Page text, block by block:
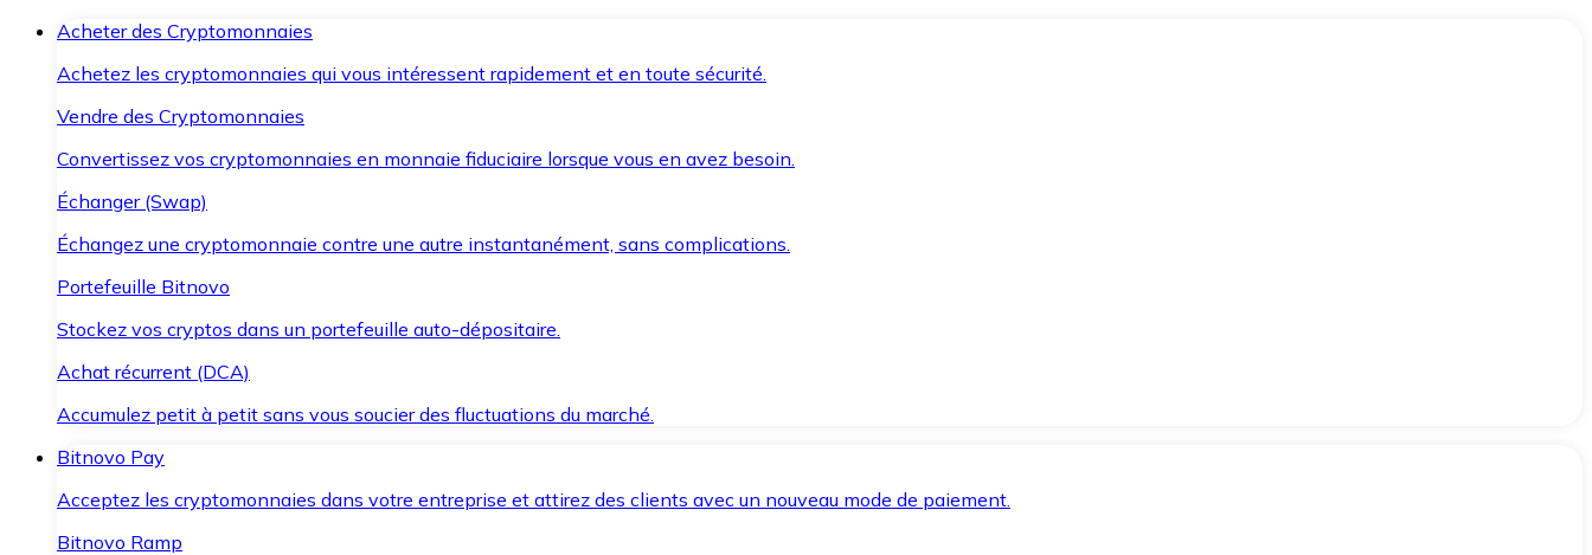
Acheter des Cryptomonnaies
Achetez les cryptomonnaies qui vous intéressent rapidement et en toute sécurité.
Vendre des Cryptomonnaies
Convertissez vos cryptomonnaies en monnaie fiduciaire lorsque vous en avez besoin.
Échanger (Swap)
Échangez une cryptomonnaie contre une autre instantanément, sans complications.
Portefeuille Bitnovo
Stockez vos cryptos dans un portefeuille auto-dépositaire.
Achat récurrent (DCA)
Accumulez petit à petit sans vous soucier des fluctuations du marché.
Bitnovo Pay
Acceptez les cryptomonnaies dans votre entreprise et attirez des clients avec un nouveau mode de paiement.
Bitnovo Ramp